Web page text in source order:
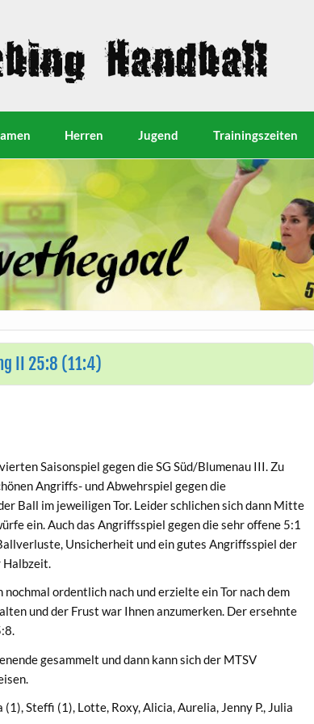
Herren Jugend Trainingszeiten
II 25:8 (11:4)
Saisonspiel gegen die SG Süd/Blumenau III. Zu
Angriffs- und Abwehrspiel gegen die
Ball im jeweiligen Tor. Leider schlichen sich dann Mitte
ein. Auch das Angriffsspiel gegen die sehr offene 5:1
Unsicherheit und ein gutes Angriffsspiel der
Halbzeit.
ordentlich nach und erzielte ein Tor nach dem
und der Frust war Ihnen anzumerken. Der ersehnte
gesammelt und dann kann sich der MTSV
(1), Steffi (1), Lotte, Roxy, Alicia, Aurelia, Jenny P., Julia